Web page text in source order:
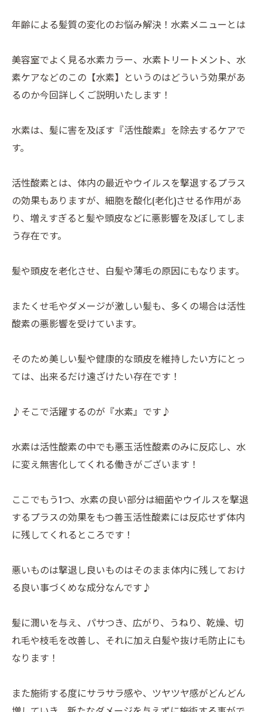
年齢による髪質の変化のお悩み解決！水素メニューとは
美容室でよく見る水素カラー、水素トリートメント、水
素ケアなどのこの【水素】というのはどういう効果があ
るのか今回詳しくご説明いたします！
水素は、髪に害を及ぼす『活性酸素』を除去するケアで
す。
活性酸素とは、体内の最近やウイルスを撃退するプラス
の効果もありますが、細胞を酸化(老化)させる作用があ
り、増えすぎると髪や頭皮などに悪影響を及ぼしてしま
う存在です。
髪や頭皮を老化させ、白髪や薄毛の原因にもなります。
またくせ毛やダメージが激しい髪も、多くの場合は活性
酸素の悪影響を受けています。
そのため美しい髪や健康的な頭皮を維持したい方にとっ
ては、出来るだけ遠ざけたい存在です！
♪そこで活躍するのが『水素』です♪
水素は活性酸素の中でも悪玉活性酸素のみに反応し、水
に変え無害化してくれる働きがございます！
ここでもう1つ、水素の良い部分は細菌やウイルスを撃退
するプラスの効果をもつ善玉活性酸素には反応せず体内
に残してくれるところです！
悪いものは撃退し良いものはそのまま体内に残しておけ
る良い事づくめな成分なんです♪
髪に潤いを与え、パサつき、広がり、うねり、乾燥、切
れ毛や枝毛を改善し、それに加え白髪や抜け毛防止にも
なります！
また施術する度にサラサラ感や、ツヤツヤ感がどんどん